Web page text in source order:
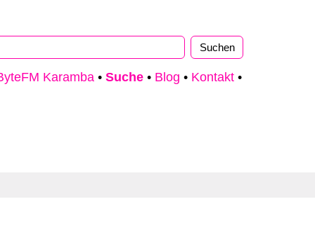
Karamba • Suche • Blog • Kontakt •